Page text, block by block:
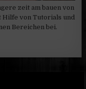
zeit am bauen von
Hilfe von Tutorials und
Bereichen bei.